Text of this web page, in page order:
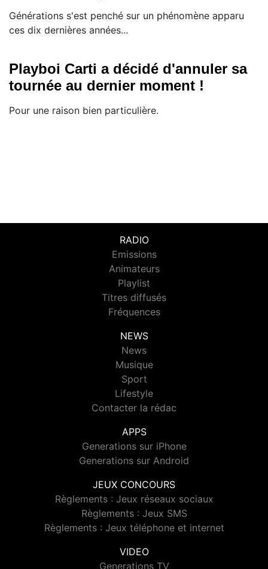
Générations s'est penché sur un phénomène apparu
ces dix dernières années...
Playboi Carti a décidé d'annuler sa
tournée au dernier moment !
Pour une raison bien particulière.
RADIO
Emissions
Animateurs
Playlist
Titres diffusés
Fréquences
NEWS
News
Musique
Sport
Lifestyle
Contacter la rédac
APPS
Generations sur iPhone
Generations sur Android
JEUX CONCOURS
Règlements : Jeux réseaux sociaux
Règlements : Jeux SMS
Règlements : Jeux téléphone et internet
VIDEO
Generations TV